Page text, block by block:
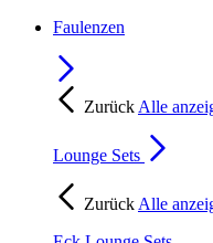
Faulenzen
Zurück Alle
Lounge Sets
Zurück Alle